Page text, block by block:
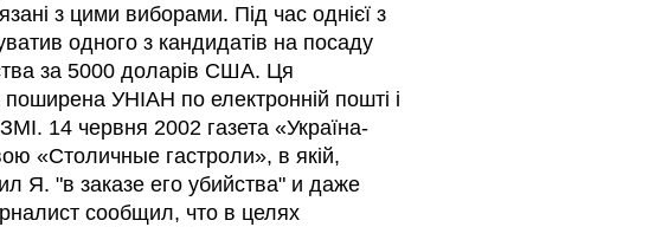
з цими виборами. Під час однієї з
одного з кандидатів на посаду
за 5000 доларів США. Ця
УНІАН по електронній пошті і
14 червня 2002 газета «Україна-
«Столичные гастроли», в якій,
Я. "в заказе его убийства" и даже
сообщил, что в целях